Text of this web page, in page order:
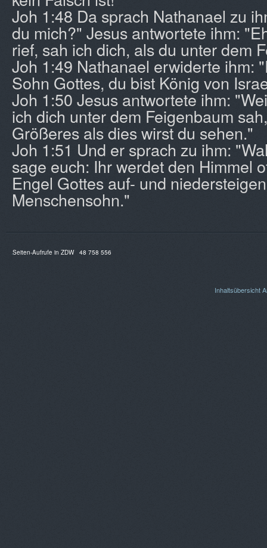
Joh 1:48 Da sprach Nathanael zu
du mich?" Jesus antwortete ihm:
rief, sah ich dich, als du unter dem
Joh 1:49 Nathanael erwiderte ihm:
Sohn Gottes, du bist König von
Joh 1:50 Jesus antwortete ihm:
ich dich unter dem Feigenbaum
Größeres als dies wirst du sehen."
Joh 1:51 Und er sprach zu ihm:
sage euch: Ihr werdet den Himmel
Engel Gottes auf- und
Menschensohn."
Seiten-Aufrufe in ZDW 48 758 556
Inhaltsübersicht